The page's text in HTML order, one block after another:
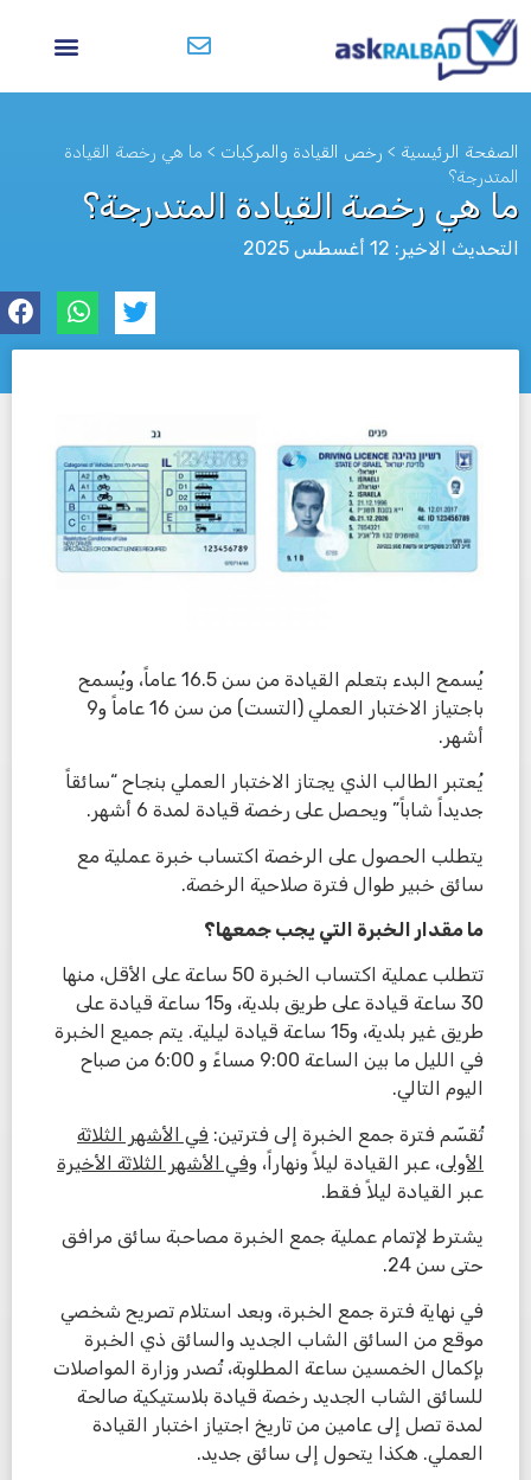
الصفحة الرئيسية > رخص القيادة والمركبات > ما هي رخصة القيادة
المتدرجة؟
ما هي رخصة القيادة المتدرجة؟
التحديث الاخير: 12 أغسطس 2025
يُسمح البدء بتعلم القيادة من سن 16.5 عاماً، ويُسمح
باجتياز الاختبار العملي (التست) من سن 16 عاماً و9
أشهر.
يُعتبر الطالب الذي يجتاز الاختبار العملي بنجاح “سائقاً
جديداً شاباً” ويحصل على رخصة قيادة لمدة 6 أشهر.
يتطلب الحصول على الرخصة اكتساب خبرة عملية مع
سائق خبير طوال فترة صلاحية الرخصة.
ما مقدار الخبرة التي يجب جمعها؟
تتطلب عملية اكتساب الخبرة 50 ساعة على الأقل، منها
30 ساعة قيادة على طريق بلدية، و15 ساعة قيادة على
طريق غير بلدية، و15 ساعة قيادة ليلية. يتم جميع الخبرة
في الليل ما بين الساعة 9:00 مساءً و 6:00 من صباح
اليوم التالي.
تُقسّم فترة جمع الخبرة إلى فترتين: في الأشهر الثلاثة
الأولى، عبر القيادة ليلاً ونهاراً، وفي الأشهر الثلاثة الأخيرة
عبر القيادة ليلاً فقط.
يشترط لإتمام عملية جمع الخبرة مصاحبة سائق مرافق
حتى سن 24.
في نهاية فترة جمع الخبرة، وبعد استلام تصريح شخصي
موقع من السائق الشاب الجديد والسائق ذي الخبرة
بإكمال الخمسين ساعة المطلوبة، تُصدر وزارة المواصلات
للسائق الشاب الجديد رخصة قيادة بلاستيكية صالحة
لمدة تصل إلى عامين من تاريخ اجتياز اختبار القيادة
العملي. هكذا يتحول إلى سائق جديد.